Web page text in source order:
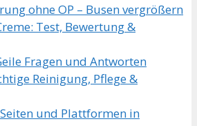
ohne OP – Busen vergrößern
Test, Bewertung &
Fragen und Antworten
Reinigung, Pflege &
und Plattformen in